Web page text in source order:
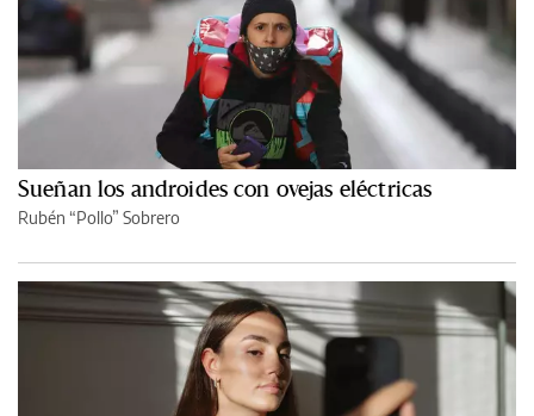
Sueñan los androides con ovejas eléctricas
Rubén “Pollo” Sobrero